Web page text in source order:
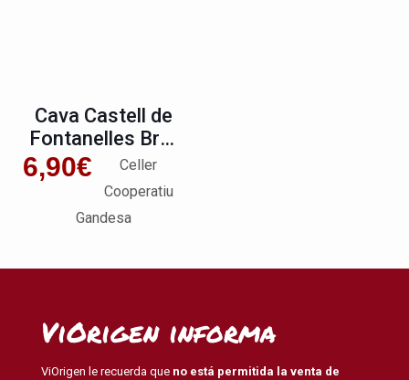
Cava Castell de
Fontanelles Brut
Nature
6,90€
Celler
Cooperatiu
Gandesa
ViOrigen informa
ViOrigen le recuerda que no está permitida la venta de